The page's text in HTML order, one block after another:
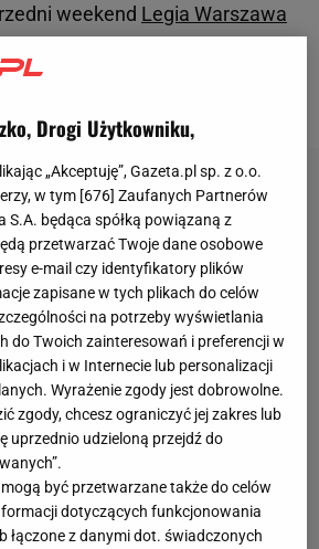
weekend Legia Warszawa
z sektora gości jej piłkarze
Drogi Użytkowniku,
„Akceptuję”, Gazeta.pl sp. z o.o.
w tym [676] Zaufanych Partnerów
S.A. będąca spółką powiązaną z
przetwarzać Twoje dane osobowe
e-mail czy identyfikatory plików
zapisane w tych plikach do celów
na potrzeby wyświetlania
do Twoich zainteresowań i preferencji w
i w Internecie lub personalizacji
Wyrażenie zgody jest dobrowolne.
zgody, chcesz ograniczyć jej zakres lub
uprzednio udzieloną przejdź do
być przetwarzane także do celów
dotyczących funkcjonowania
łączone z danymi dot. świadczonych